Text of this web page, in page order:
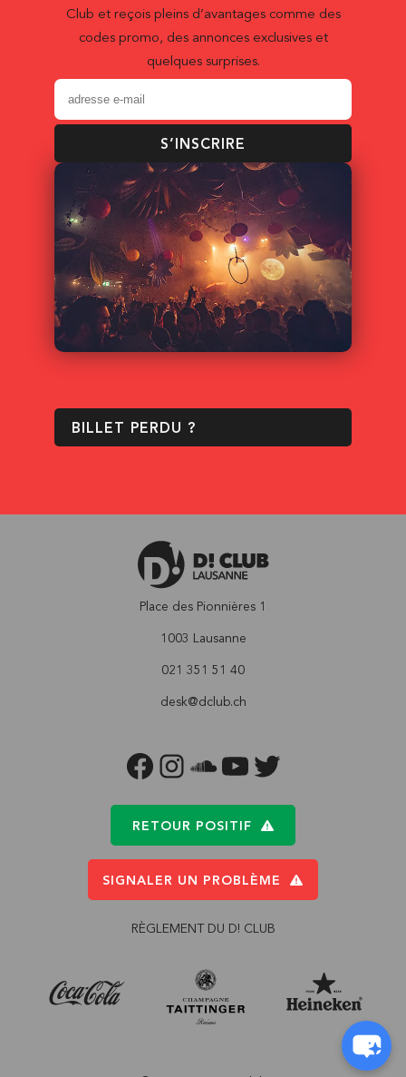
Club et reçois pleins d’avantages comme des
codes promo, des annonces exclusives et
quelques surprises.
S’INSCRIRE
BILLET PERDU ?
Place des Pionnières 1
1003 Lausanne
021 351 51 40
desk@dclub.ch
FACEBOOKINSTAGRAM
SOUNDCLOUD
YOUTUBETWITTER
RETOUR POSITIF
SIGNALER UN PROBLÈME
RÈGLEMENT DU D! CLUB